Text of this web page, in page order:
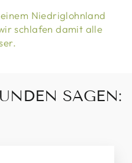
Niedriglohnland
schlafen damit alle
SAGEN: